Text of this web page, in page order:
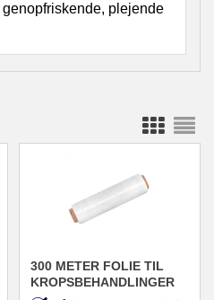
genopfriskende, plejende
300 METER FOLIE TIL
KROPSBEHANDLINGER